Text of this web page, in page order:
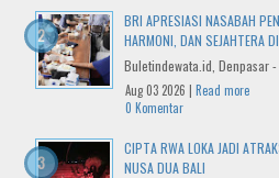
BRI APRESIASI NASABAH
HARMONI, DAN SEJAHTERA
Buletindewata.id, Denpasar -
Aug 03 2026 | Read more
0 Komentar
CIPTA RWA LOKA JADI
NUSA DUA BALI